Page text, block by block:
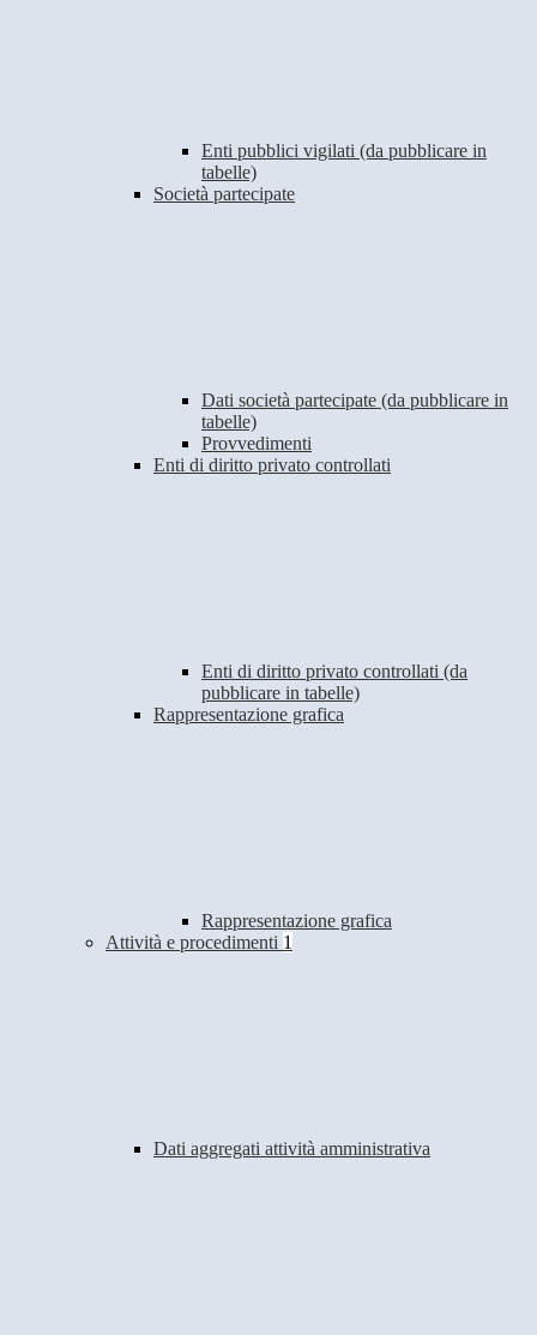
Enti pubblici vigilati (da pubblicare in
tabelle)
Società partecipate
Dati società partecipate (da pubblicare in
tabelle)
Provvedimenti
Enti di diritto privato controllati
Enti di diritto privato controllati (da
pubblicare in tabelle)
Rappresentazione grafica
Rappresentazione grafica
Attività e procedimenti 1
Dati aggregati attività amministrativa